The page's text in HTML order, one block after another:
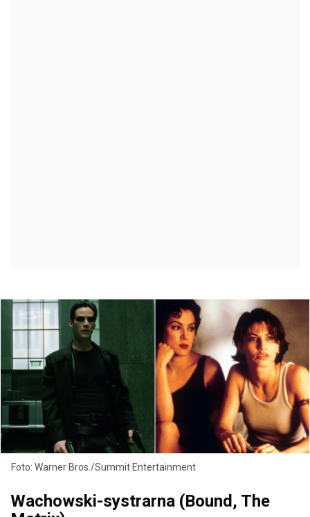
Foto: Warner Bros./Summit Entertainment
Wachowski-systrarna (Bound, The